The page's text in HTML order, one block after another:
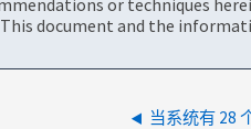
document and the